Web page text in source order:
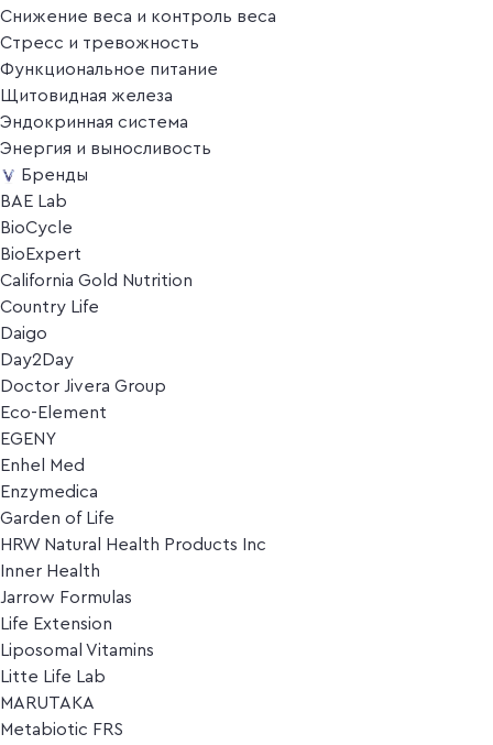
Снижение веса и контроль веса
Стресс и тревожность
Функциональное питание
Щитовидная железа
Эндокринная система
Энергия и выносливость
Бренды
BAE Lab
BioCycle
BioExpert
California Gold Nutrition
Country Life
Daigo
Day2Day
Doctor Jivera Group
Eco-Element
EGENY
Enhel Med
Enzymedica
Garden of Life
HRW Natural Health Products Inc
Inner Health
Jarrow Formulas
Life Extension
Liposomal Vitamins
Litte Life Lab
MARUTAKA
Metabiotic FRS